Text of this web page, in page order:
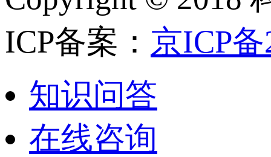
ICP备案： 京ICP
知识问答
在线咨询